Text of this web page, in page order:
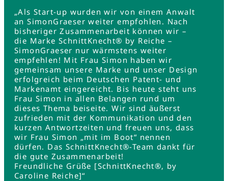
„Als Start-up wurden wir von einem Anwalt
an SimonGraeser weiter empfohlen. Nach
bisheriger Zusammenarbeit können wir –
die Marke SchnittKnecht® by Reiche –
SimonGraeser nur wärmstens weiter
empfehlen! Mit Frau Simon haben wir
gemeinsam unsere Marke und unser Design
erfolgreich beim Deutschen Patent- und
Markenamt eingereicht. Bis heute steht uns
Frau Simon in allen Belangen rund um
dieses Thema beiseite. Wir sind äußerst
zufrieden mit der Kommunikation und den
kurzen Antwortzeiten und freuen uns, dass
wir Frau Simon „mit im Boot“ nennen
dürfen. Das SchnittKnecht®-Team dankt für
die gute Zusammenarbeit!
Freundliche Grüße [SchnittKnecht®, by
Caroline Reiche]“